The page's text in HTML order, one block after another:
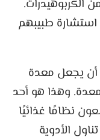
الكربوهيدرات.
استشارة طبيبهم
أن يجعل معدة
وهذا هو أحد
نظامًا غذائيًا
الأدوية